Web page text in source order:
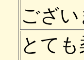
ござい
とて